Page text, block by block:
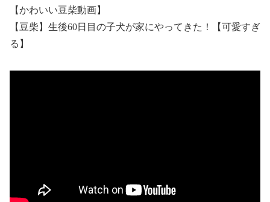
【かわいい豆柴動画】
【豆柴】生後60日目の子犬が家にやってきた！【可愛すぎ
る】